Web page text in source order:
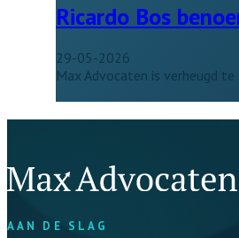
Ricardo Bos
29-05-2026
Max Advocaten is verheugd
AAN DE SLAG